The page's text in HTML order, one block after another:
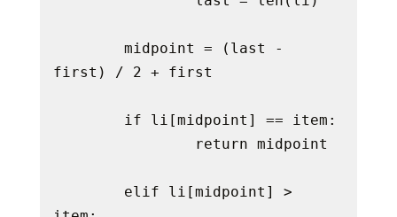
first) / 2 + first